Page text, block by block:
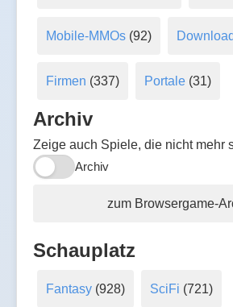
Mobile-MMOs(92)
Firmen (337) Portale (31)
Archiv
Zeige auch Spiele, die nicht mehr
Archiv
zum Browsergame-
Schauplatz
Fantasy(928) SciFi (721)